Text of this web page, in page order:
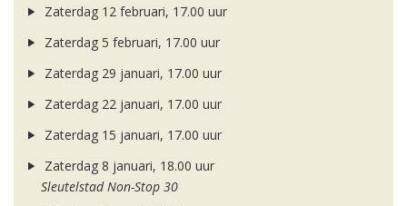
Zaterdag 12 februari, 17.00 uur
Zaterdag 5 februari, 17.00 uur
Zaterdag 29 januari, 17.00 uur
Zaterdag 22 januari, 17.00 uur
Zaterdag 15 januari, 17.00 uur
Zaterdag 8 januari, 18.00 uur
Sleutelstad Non-Stop 30